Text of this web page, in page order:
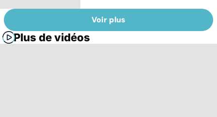
Voir plus
Plus de vidéos